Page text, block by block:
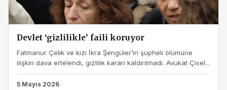
Devlet ‘gizlilikle’ faili koruyor
Fatmanur Çelik ve kızı İkra Şengüler’in şüpheli ölümüne
ilişkin dava ertelendi, gizlilik kararı kaldırılmadı. Avukat Çisel...
5 Mayıs 2026